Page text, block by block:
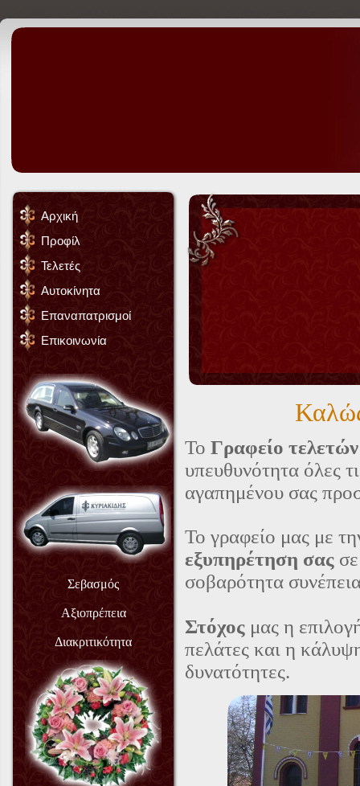
Αρχική
Προφίλ
Τελετές
Αυτοκίνητα
Επαναπατρισμοί
Επικοινωνία
Σεβασμός
Αξιοπρέπεια
Διακριτικότητα
Το Γραφείο
υπευθυνότητα όλες
αγαπημένου σας
Το γραφείο μας με
εξυπηρέτηση σας
σοβαρότητα
Στόχος μας η
πελάτες και η
δυνατότητες.